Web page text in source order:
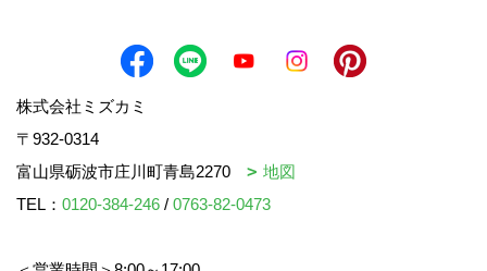
株式会社ミズカミ
〒932-0314
富山県砺波市庄川町青島2270
地図
TEL： 0120-384-246 / 0763-82-0473